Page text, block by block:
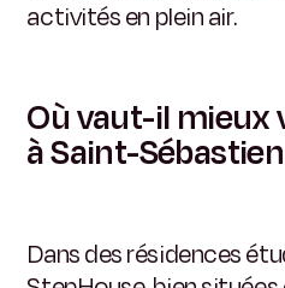
activités en plein air.
Où vaut-il mieux
à Saint-
Dans des résidences